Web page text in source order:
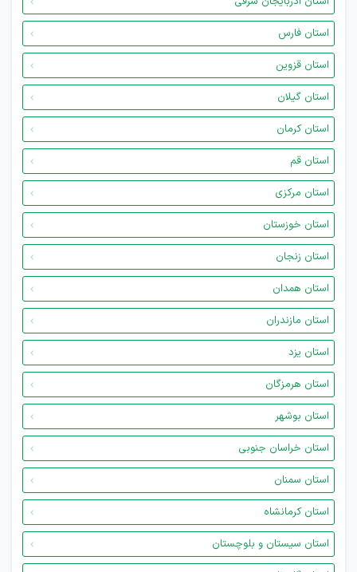
استان فارس
استان قزوین
استان گیلان
استان کرمان
استان قم
استان مرکزی
استان خوزستان
استان زنجان
استان همدان
استان مازندران
استان یزد
استان هرمزگان
استان بوشهر
استان خراسان جنوبی
استان سمنان
استان کرمانشاه
استان سیستان و بلوچستان